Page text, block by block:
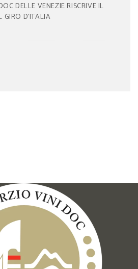
DELLE VENEZIE RISCRIVE IL
GIRO D’ITALIA